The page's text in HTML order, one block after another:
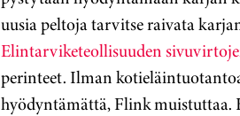
uusia peltoja tarvitse raivata
Elintarviketeollisuuden
perinteet. Ilman
hyödyntämättä, Flink muistuttaa.